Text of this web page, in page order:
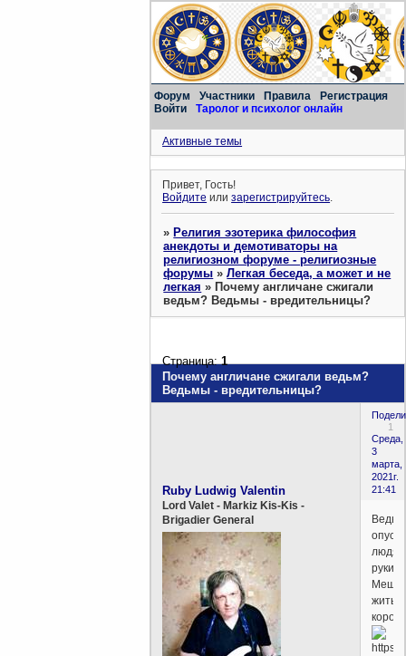
Форум Участники Правила
Регистрация
Войти
Таролог и психолог онлайн
Активные темы
Привет, Гость!
Войдите илизарегистрируйтесь.
»Религия эзотерика философия
анекдоты и демотиваторы на
религиозном форуме - религиозные
форумы »Легкая беседа, а может и не
легкая »Почему англичане сжигали
ведьм? Ведьмы - вредительницы?
Почему англичане сжигали ведьм?
Ведьмы - вредительницы?
Страница:1
1
Среда,
3
марта,
2021г.
21:41
Ruby Ludwig Valentin
Lord Valet - Markiz Kis-Kis -
Brigadier General
людям
руки.
жить,